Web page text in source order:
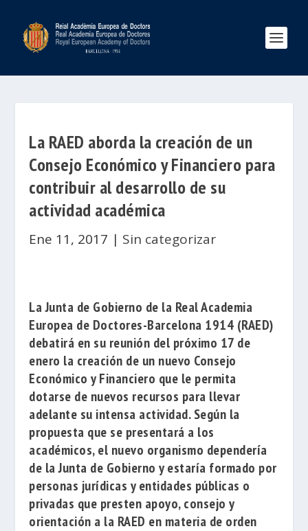
La RAED aborda la creación de un
Consejo Económico y Financiero para
contribuir al desarrollo de su
actividad académica
Ene 11, 2017 | Sin categorizar
La Junta de Gobierno de la Real Academia
Europea de Doctores-Barcelona 1914 (RAED)
debatirá en su reunión del próximo 17 de
enero la creación de un nuevo Consejo
Económico y Financiero que le permita
dotarse de nuevos recursos para llevar
adelante su intensa actividad. Según la
propuesta que se presentará a los
académicos, el nuevo organismo dependería
de la Junta de Gobierno y estaría formado por
personas jurídicas y entidades públicas o
privadas que presten apoyo, consejo y
orientación a la RAED en materia de orden